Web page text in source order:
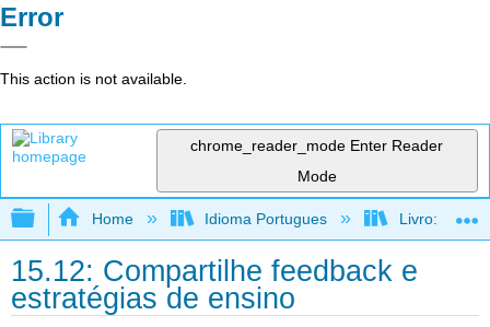
Error
This action is not available.
chrome_reader_mode Enter Reader
Mode
Expand/collapse global hierarchy
Home Idioma Portugues Livro: Como
15.12: Compartilhe feedback e
estratégias de ensino